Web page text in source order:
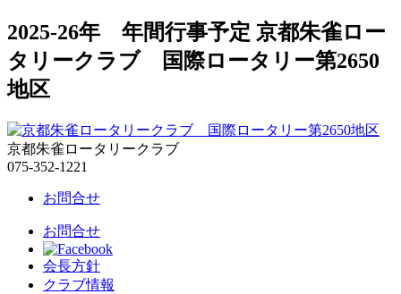
2025-26年 年間行事予定 京都朱雀ロー
タリークラブ 国際ロータリー第2650
地区
京都朱雀ロータリークラブ
075-352-1221
お問合せ
お問合せ
会長方針
クラブ情報